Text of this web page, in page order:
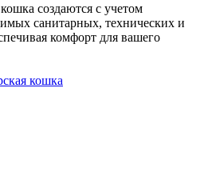
создаются с учетом
санитарных, технических и
комфорт для вашего
кошка